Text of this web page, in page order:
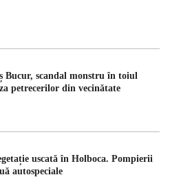
Bucur, scandal monstru în toiul
petrecerilor din vecinătate
uscată în Holboca. Pompierii
autospeciale